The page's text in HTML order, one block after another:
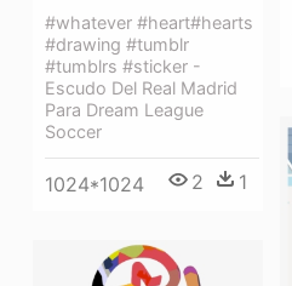
#whatever #heart#hearts
#drawing #tumblr
#tumblrs #sticker -
Escudo Del Real Madrid
Para Dream League
Soccer
1024*1024 2 1